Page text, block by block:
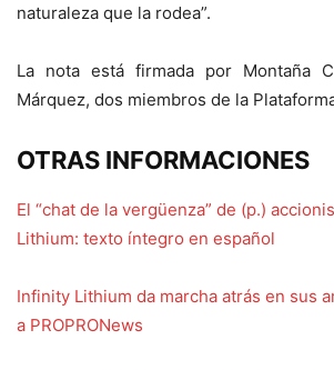
naturaleza que la rodea”.
La nota está firmada por Montaña
Márquez, dos miembros de la
OTRAS INFORMACIONES
El “chat de la vergüenza” de (p.)
Lithium: texto íntegro en español
Infinity Lithium da marcha atrás en sus
a PROPRONews